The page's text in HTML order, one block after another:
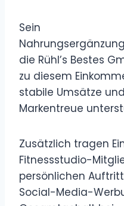
Sein
die Rühl’s Bestes
zu diesem
stabile Umsätze
Markentreue
Zusätzlich tragen
Fitnessstudio-
persönlichen
Social-Media-